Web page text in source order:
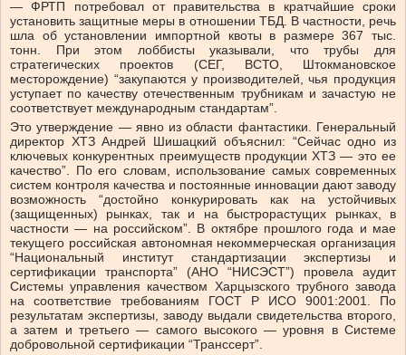
— ФРТП потребовал от правительства в кратчайшие сроки
установить защитные меры в отношении ТБД. В частности, речь
шла об установлении импортной квоты в размере 367 тыс.
тонн. При этом лоббисты указывали, что трубы для
стратегических проектов (СЕГ, ВСТО, Штокмановское
месторождение) “закупаются у производителей, чья продукция
уступает по качеству отечественным трубникам и зачастую не
соответствует международным стандартам”.
Это утверждение — явно из области фантастики. Генеральный
директор ХТЗ Андрей Шишацкий объяснил: “Сейчас одно из
ключевых конкурентных преимуществ продукции ХТЗ — это ее
качество”. По его словам, использование самых современных
систем контроля качества и постоянные инновации дают заводу
возможность “достойно конкурировать как на устойчивых
(защищенных) рынках, так и на быстрорастущих рынках, в
частности — на российском”. В октябре прошлого года и мае
текущего российская автономная некоммерческая организация
“Национальный институт стандартизации экспертизы и
сертификации транспорта” (АНО “НИСЭСТ”) провела аудит
Системы управления качеством Харцызского трубного завода
на соответствие требованиям ГОСТ Р ИСО 9001:2001. По
результатам экспертизы, заводу выдали свидетельства второго,
а затем и третьего — самого высокого — уровня в Системе
добровольной сертификации “Транссерт”.